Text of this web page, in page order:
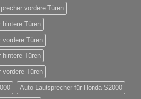
vordere Türen
hintere Türen
vordere Türen
hintere Türen
vordere Türen
Auto Lautsprecher für Honda S2000